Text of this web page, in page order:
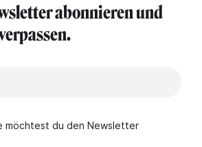
abonnieren und
möchtest du den Newsletter